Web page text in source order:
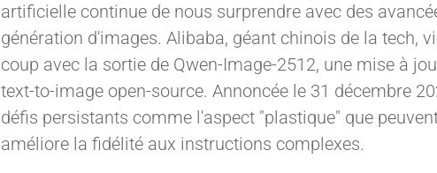
artificielle continue de nous surprendre avec des
génération d'images. Alibaba, géant chinois de la tech,
coup avec la sortie de Qwen-Image-2512, une mise à
text-to-image open-source. Annoncée le 31 décembre
défis persistants comme l'aspect "plastique" que
améliore la fidélité aux instructions complexes.